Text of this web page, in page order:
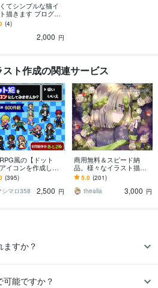
てシンプルな猫イ
描きます ブログや
使える、あなただ
イコンを作りませ
(4)
2,000 円
ト作成の関連サービス
風の【ドット
イコンを作成しま
・配信にも！動
アニメ制作可/商用O
(395)
シマロ358
2,500 円
商用無料＆スピード納
品。様々なイラスト描き
ます 様々な活動で使用す
るイラストが必要な方
へ。
5.0 (201)
thealla
3,000 円
すか？
能ですか？